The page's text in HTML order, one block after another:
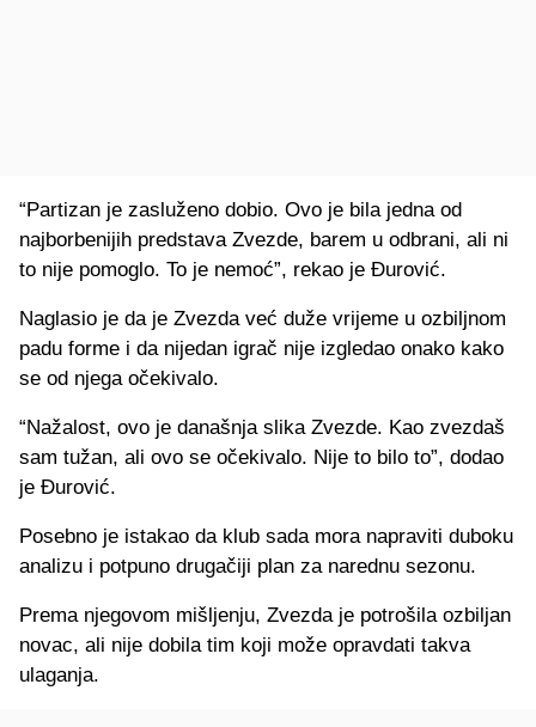
“Partizan je zasluženo dobio. Ovo je bila jedna od
najborbenijih predstava Zvezde, barem u odbrani, ali ni
to nije pomoglo. To je nemoć”, rekao je Đurović.
Naglasio je da je Zvezda već duže vrijeme u ozbiljnom
padu forme i da nijedan igrač nije izgledao onako kako
se od njega očekivalo.
“Nažalost, ovo je današnja slika Zvezde. Kao zvezdaš
sam tužan, ali ovo se očekivalo. Nije to bilo to”, dodao
je Đurović.
Posebno je istakao da klub sada mora napraviti duboku
analizu i potpuno drugačiji plan za narednu sezonu.
Prema njegovom mišljenju, Zvezda je potrošila ozbiljan
novac, ali nije dobila tim koji može opravdati takva
ulaganja.